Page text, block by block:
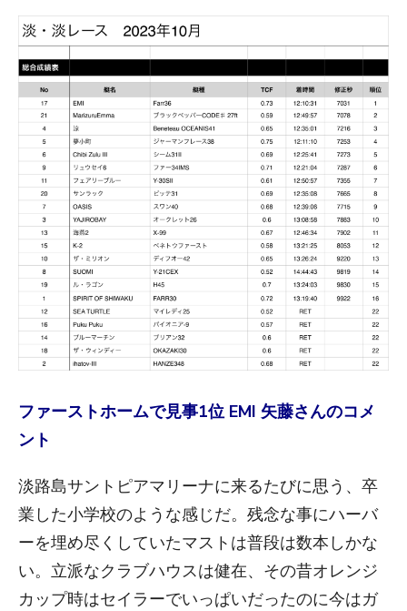
ファーストホームで見事1位 EMI 矢藤さんのコメ
ント
淡路島サントピアマリーナに来るたびに思う、卒
業した小学校のような感じだ。残念な事にハーバ
ーを埋め尽くしていたマストは普段は数本しかな
い。立派なクラブハウスは健在、その昔オレンジ
カップ時はセイラーでいっぱいだったのに今はガ